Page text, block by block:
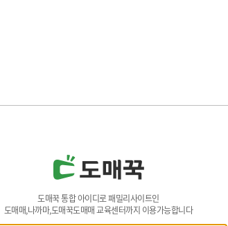
도매꾹 통합 아이디로 패밀리사이트인
도매매,나까마,도매꾹도매매 교육센터까지 이용가능합니다